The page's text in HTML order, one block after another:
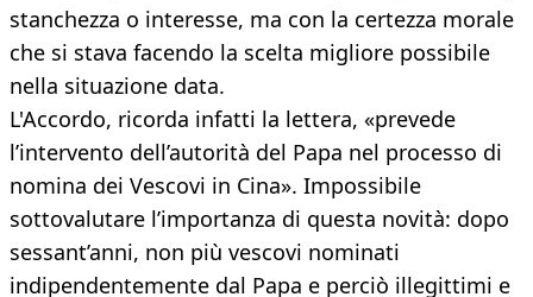
stanchezza o interesse, ma con la certezza morale
che si stava facendo la scelta migliore possibile
nella situazione data.
L'Accordo, ricorda infatti la lettera, «prevede
l’intervento dell’autorità del Papa nel processo di
nomina dei Vescovi in Cina». Impossibile
sottovalutare l’importanza di questa novità: dopo
sessant’anni, non più vescovi nominati
indipendentemente dal Papa e perciò illegittimi e